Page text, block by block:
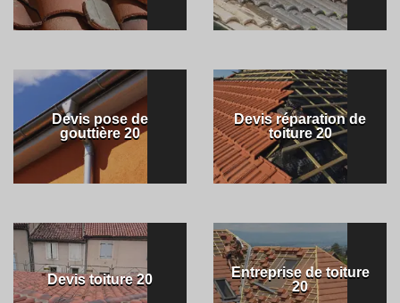
Devis pose de
gouttière 20
Devis réparation de
toiture 20
Devis toiture 20
Entreprise de toiture
20